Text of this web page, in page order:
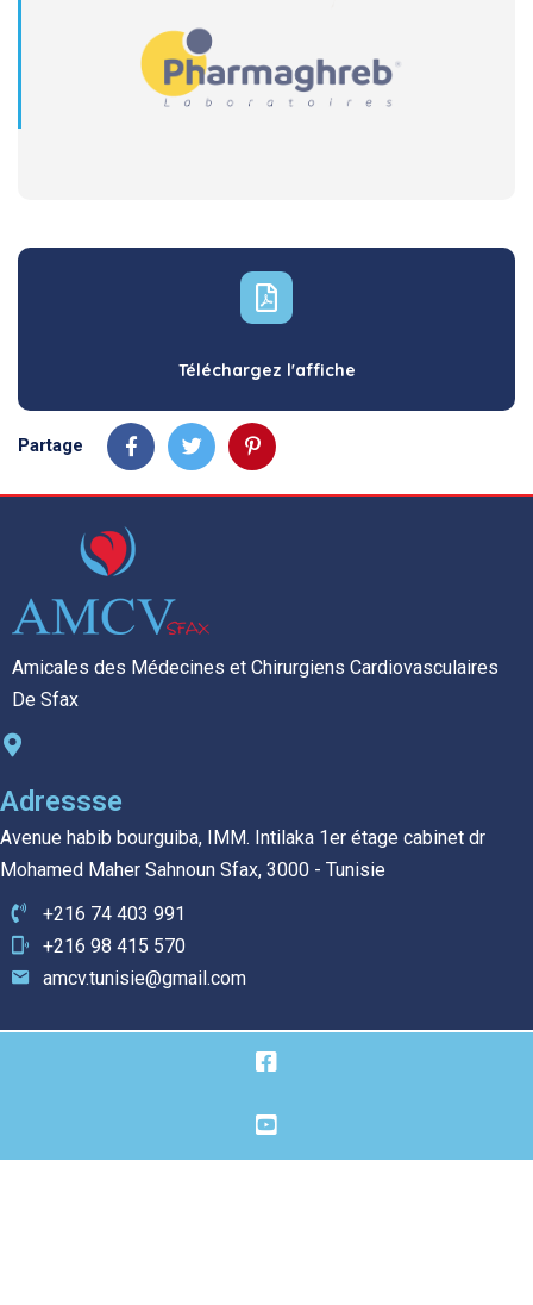
Téléchargez l'affiche
Partage
Amicales des Médecines et Chirurgiens Cardiovasculaires
De Sfax
Adressse
Avenue habib bourguiba, IMM. Intilaka 1er étage cabinet dr
Mohamed Maher Sahnoun Sfax, 3000 - Tunisie
+216 74 403 991
+216 98 415 570
amcv.tunisie@gmail.com